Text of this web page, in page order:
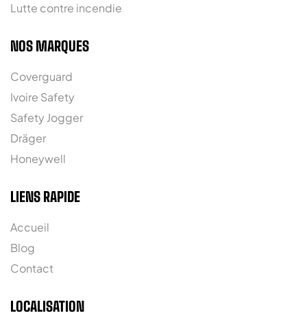
Lutte contre incendie
NOS MARQUES
Coverguard
Ivoire Safety
Safety Jogger
Dräger
Honeywell
LIENS RAPIDE
Accueil
Blog
Contact
LOCALISATION